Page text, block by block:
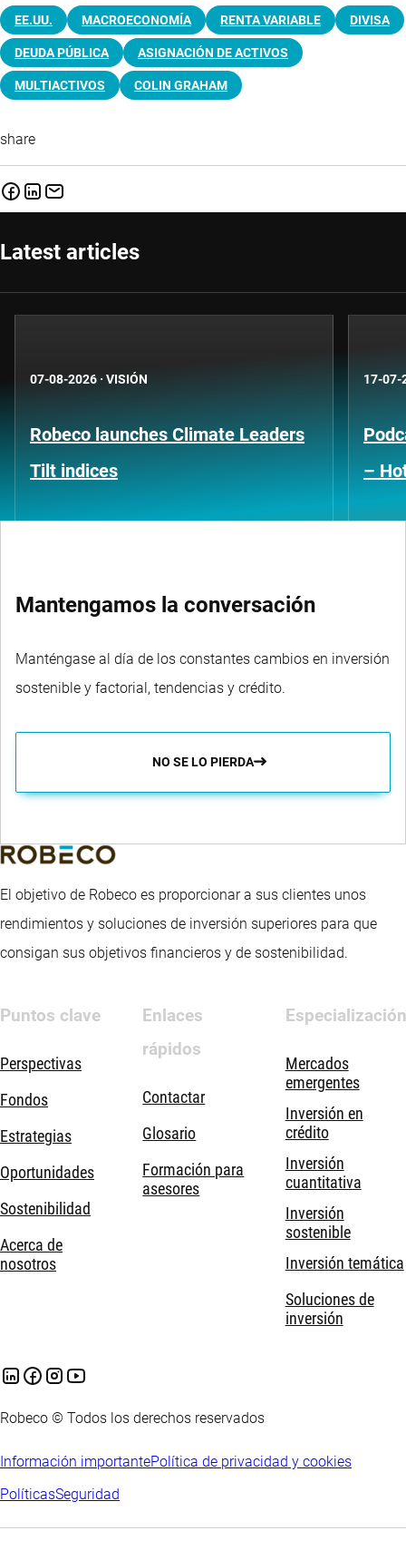
EE.UU. MACROECONOMÍA RENTA VARIABLE DIVISA
DEUDA PÚBLICA ASIGNACIÓN DE ACTIVOS
MULTIACTIVOS COLIN GRAHAM
share
Latest articles
07-08-2026 · VISIÓN
Robeco launches Climate Leaders
Tilt indices
17-07-
–
Mantengamos la conversación
Manténgase al día de los constantes cambios en inversión
sostenible y factorial, tendencias y crédito.
NO SE LO PIERDA
El objetivo de Robeco es proporcionar a sus clientes unos
rendimientos y soluciones de inversión superiores para que
consigan sus objetivos financieros y de sostenibilidad.
Puntos clave
Perspectivas
Fondos
Estrategias
Oportunidades
Sostenibilidad
Acerca de
nosotros
Enlaces
rápidos
Contactar
Glosario
Formación para
asesores
Especialización
Mercados
emergentes
Inversión en
crédito
Inversión
cuantitativa
Inversión
sostenible
Inversión temática
Soluciones de
inversión
Robeco © Todos los derechos reservados
Información importantePolítica de privacidad y cookies
PolíticasSeguridad